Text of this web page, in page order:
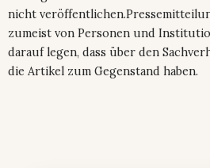
nicht
zumeist von Personen und
darauf legen, dass über den
die Artikel zum Gegenstand haben.